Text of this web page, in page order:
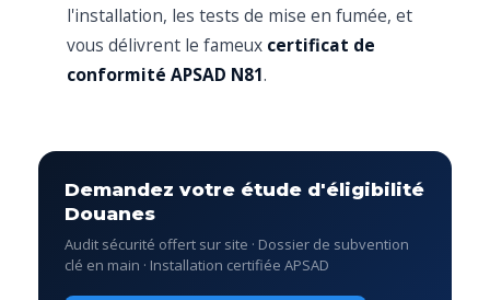
l'installation, les tests de mise en fumée, et
vous délivrent le fameux certificat de
conformité APSAD N81.
Demandez votre étude d'éligibilité
Douanes
Audit sécurité offert sur site · Dossier de subvention
clé en main · Installation certifiée APSAD